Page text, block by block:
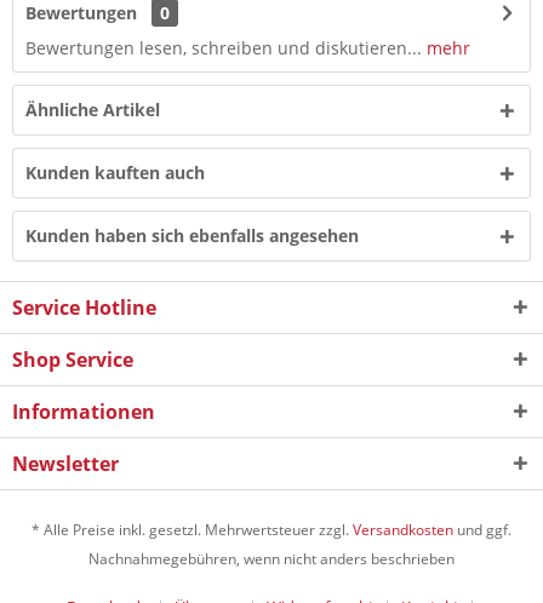
Bewertungen
0
Bewertungen lesen, schreiben und diskutieren... mehr
Ähnliche Artikel
Kunden kauften auch
Kunden haben sich ebenfalls angesehen
Service Hotline
Shop Service
Informationen
Newsletter
* Alle Preise inkl. gesetzl. Mehrwertsteuer zzgl.Versandkosten und ggf.
Nachnahmegebühren, wenn nicht anders beschrieben